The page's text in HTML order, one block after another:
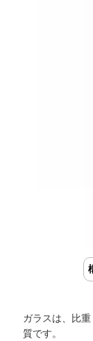
ガラスは、比
質です。